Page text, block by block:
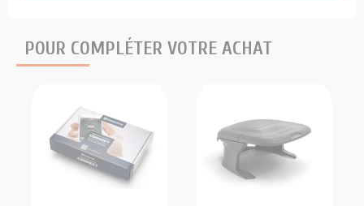
POUR COMPLÉTER VOTRE ACHAT